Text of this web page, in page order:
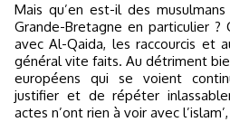
Mais qu’en est-il des musulmans d’Europe, et de ceux de
Grande-Bretagne en particulier ?
avec Al-Qaida, les raccourcis et
général vite faits. Au détriment
européens qui se voient
justifier et de répéter
actes n’ont rien à voir avec